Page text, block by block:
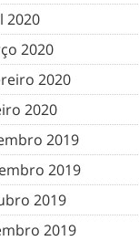
2020
2020
2020
2020
2019
2019
2019
2019